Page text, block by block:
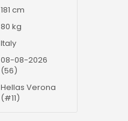
181 cm
80 kg
Italy
08-08-2026
(56)
Hellas Verona
(#11)